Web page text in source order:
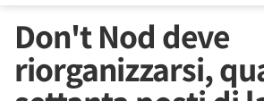
Don't Nod deve
riorganizzarsi,